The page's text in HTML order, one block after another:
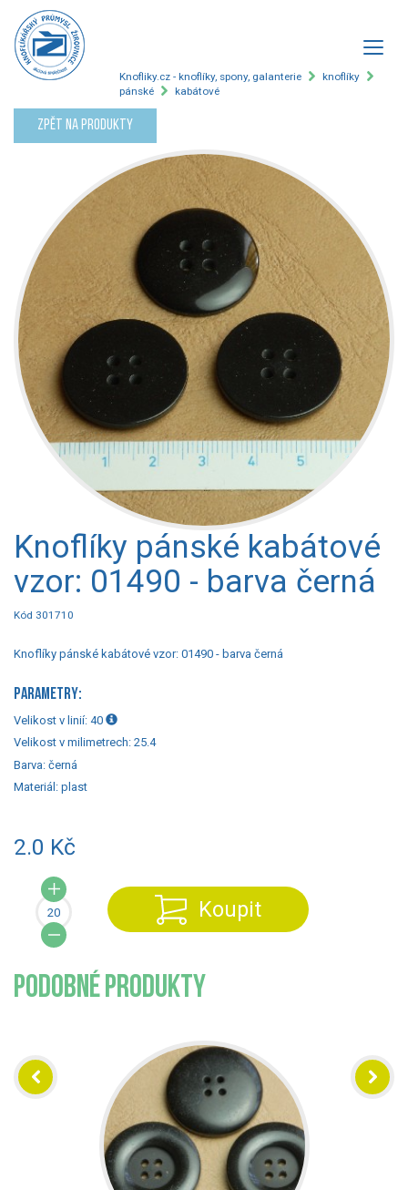
Knofliky.cz - knoflíky, spony, galanterie
knoflíky
pánské
kabátové
Zpět na produkty
Knoflíky pánské kabátové
vzor: 01490 - barva černá
Kód 301710
Knoflíky pánské kabátové vzor: 01490 - barva černá
PARAMETRY:
Velikost v linií: 40
Velikost v milimetrech: 25.4
Barva: černá
Materiál: plast
2.0 Kč
Koupit
PODOBNÉ PRODUKTY